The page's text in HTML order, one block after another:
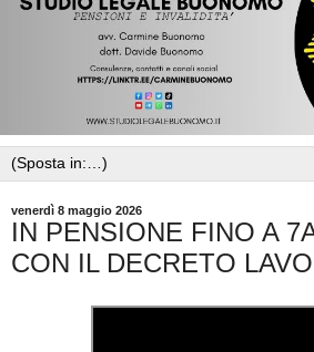
venerdì 8 maggio 2026
IN PENSIONE FINO A
CON IL DECRETO